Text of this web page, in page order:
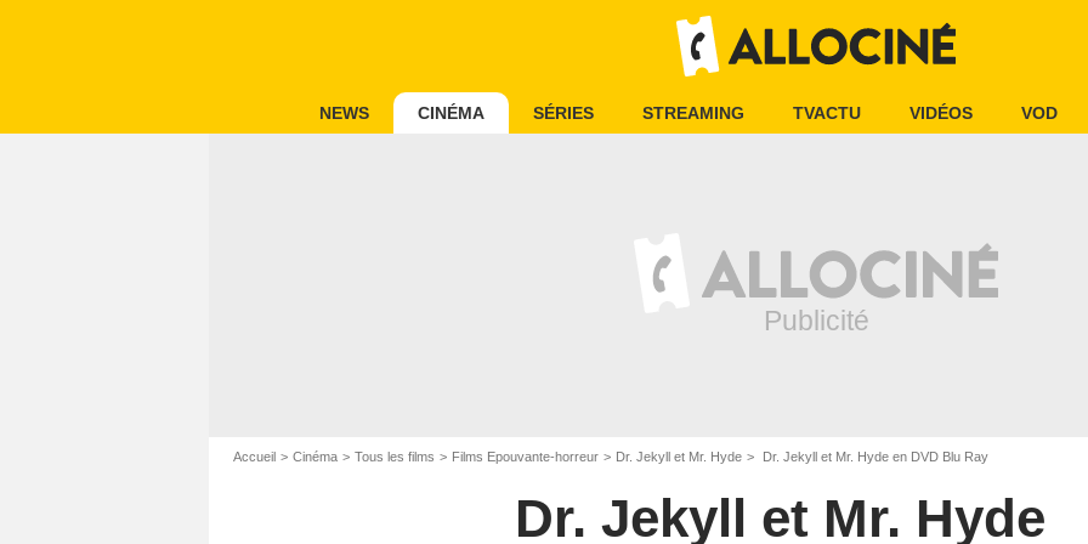
NEWS CINÉMA SÉRIES STREAMING TVACTU VIDÉOS VOD
Accueil Cinéma Tous les films Films Epouvante-horreur Dr. Jekyll et Mr. Hyde Dr. Jekyll et Mr. Hyde en DVD Blu Ray
Dr. Jekyll et Mr. Hyde